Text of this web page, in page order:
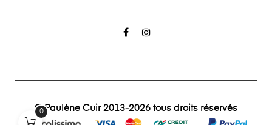
Facebook
© Paulène Cuir 2013-2026 tous droits réservés
0